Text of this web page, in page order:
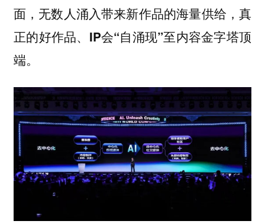
面，无数人涌入带来新作品的海量供给，真
正的好作品、IP会“自涌现”至内容金字塔顶
端。